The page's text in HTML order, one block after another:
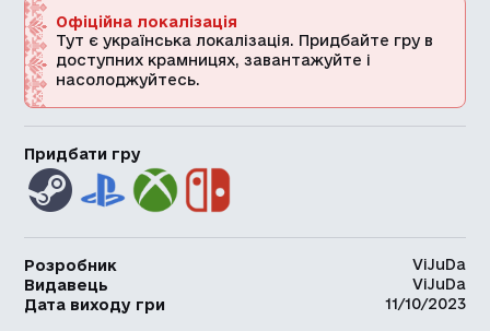
Офіційна локалізація
Тут є українська локалізація. Придбайте гру в
доступних крамницях, завантажуйте і
насолоджуйтесь.
Придбати гру
Розробник
ViJuDa
Видавець
ViJuDa
Дата виходу гри
11/10/2023